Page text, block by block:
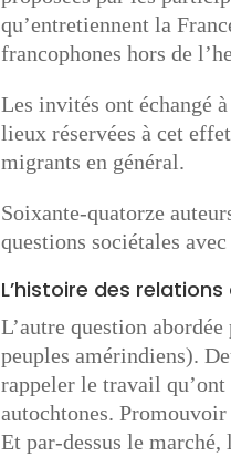
qu’entretiennent la
francophones hors de
Les invités ont échangé
lieux réservées à cet
migrants en général.
Soixante-quatorze
questions sociétales
L’histoire des
L’autre question
peuples amérindiens).
rappeler le travail qu’ont
autochtones.
Et par-dessus le